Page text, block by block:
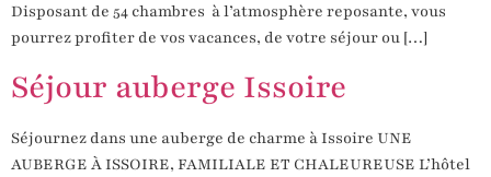
Disposant de 54 chambres à l’atmosphère reposante, vous
pourrez profiter de vos vacances, de votre séjour ou […]
Séjour auberge Issoire
Séjournez dans une auberge de charme à Issoire UNE
AUBERGE À ISSOIRE, FAMILIALE ET CHALEUREUSE L’hôtel